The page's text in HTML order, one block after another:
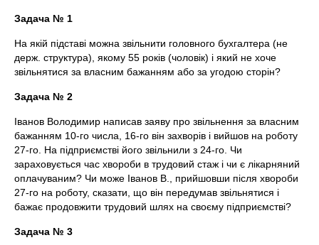
Задача № 1
На якій підставі можна звільнити головного бухгалтера (не
держ. структура), якому 55 років (чоловік) і який не хоче
звільнятися за власним бажанням або за угодою сторін?
Задача № 2
Іванов Володимир написав заяву про звільнення за власним
бажанням 10-го числа, 16-го він захворів і вийшов на роботу
27-го. На підприємстві його звільнили з 24-го. Чи
зараховується час хвороби в трудовий стаж і чи є лікарняний
оплачуваним? Чи може Іванов В., прийшовши після хвороби
27-го на роботу, сказати, що він передумав звільнятися і
бажає продовжити трудовий шлях на своєму підприємстві?
Задача № 3